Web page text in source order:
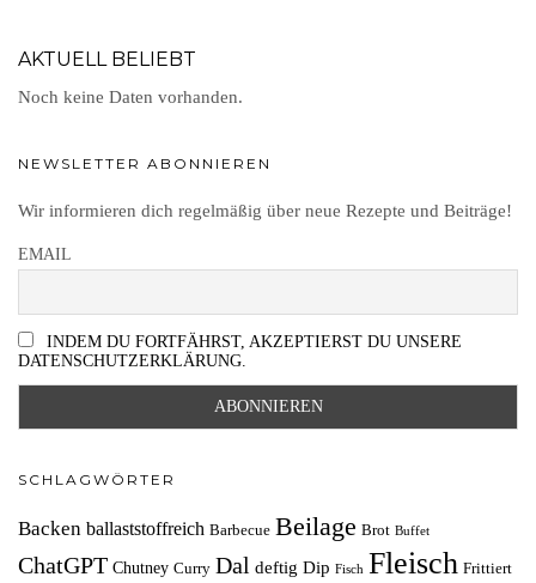
AKTUELL BELIEBT
Noch keine Daten vorhanden.
NEWSLETTER ABONNIEREN
Wir informieren dich regelmäßig über neue Rezepte und Beiträge!
EMAIL
INDEM DU FORTFÄHRST, AKZEPTIERST DU UNSERE
DATENSCHUTZERKLÄRUNG.
SCHLAGWÖRTER
Backen ballaststoffreich Barbecue Beilage Brot Buffet
ChatGPT Chutney Curry Dal deftig Dip Fisch Fleisch Frittiert